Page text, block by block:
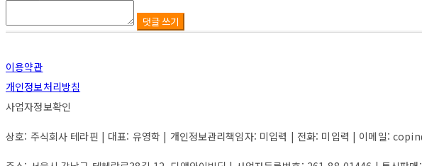
댓글 쓰기
이용약관
개인정보처리방침
사업자정보확인
상호: 주식회사 테라핀 | 대표: 유영학 | 개인정보관리책임자: 미입력 | 전화: 미입력 | 이메일: